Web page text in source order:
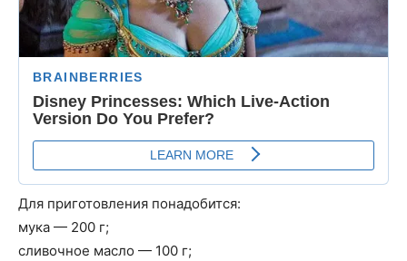
Для приготовления понадобится:
мука — 200 г;
сливочное масло — 100 г;